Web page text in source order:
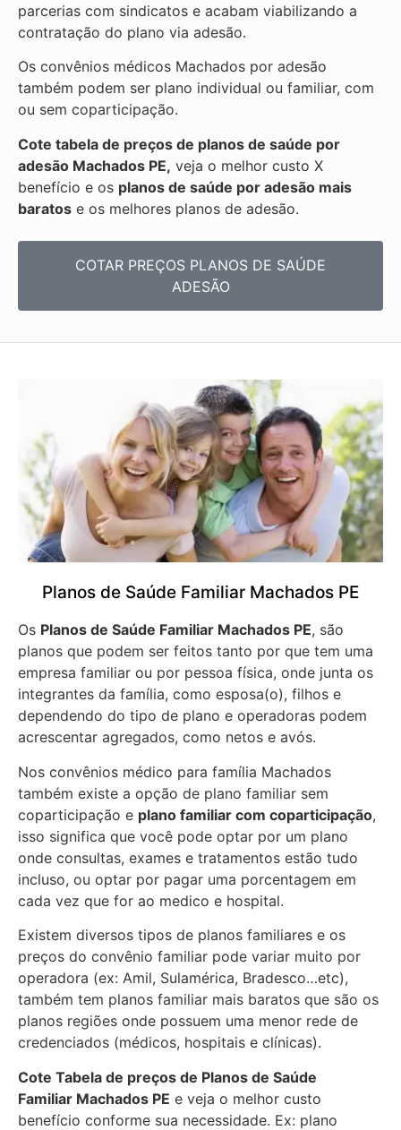
parcerias com sindicatos e acabam viabilizando a
contratação do plano via adesão.
Os convênios médicos Machados por adesão
também podem ser plano individual ou familiar, com
ou sem coparticipação.
Cote tabela de preços de planos de saúde por
adesão Machados PE, veja o melhor custo X
benefício e os planos de saúde por adesão mais
baratos e os melhores planos de adesão.
COTAR PREÇOS PLANOS DE SAÚDE
ADESÃO
Planos de Saúde Familiar Machados PE
Os Planos de Saúde Familiar Machados PE, são
planos que podem ser feitos tanto por que tem uma
empresa familiar ou por pessoa física, onde junta os
integrantes da família, como esposa(o), filhos e
dependendo do tipo de plano e operadoras podem
acrescentar agregados, como netos e avós.
Nos convênios médico para família Machados
também existe a opção de plano familiar sem
coparticipação e plano familiar com coparticipação,
isso significa que você pode optar por um plano
onde consultas, exames e tratamentos estão tudo
incluso, ou optar por pagar uma porcentagem em
cada vez que for ao medico e hospital.
Existem diversos tipos de planos familiares e os
preços do convênio familiar pode variar muito por
operadora (ex: Amil, Sulamérica, Bradesco…etc),
também tem planos familiar mais baratos que são os
planos regiões onde possuem uma menor rede de
credenciados (médicos, hospitais e clínicas).
Cote Tabela de preços de Planos de Saúde
Familiar Machados PE e veja o melhor custo
benefício conforme sua necessidade. Ex: plano